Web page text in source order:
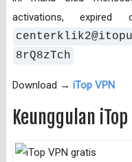
activations,
8rQ8zTch
Download → iTop VPN
Keunggulan iTop